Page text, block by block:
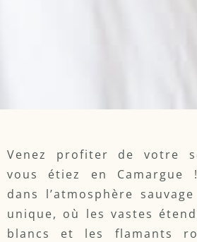
Venez profiter de votre
vous étiez en Camargue !
dans l’atmosphère
unique, où les vastes
blancs et les flamants